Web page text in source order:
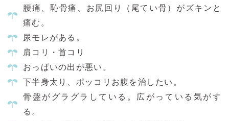
腰痛、恥骨痛、お尻回り（尾てい骨）がズキンと
痛む。
尿モレがある。
肩コリ・首コリ
おっぱいの出が悪い。
下半身太り、ポッコリお腹を治したい。
骨盤がグラグラしている。広がっている気がす
る。